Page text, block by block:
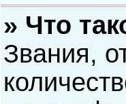
» Что
Звания,